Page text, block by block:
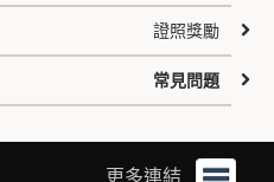
證照獎勵
常見問題
更多連結